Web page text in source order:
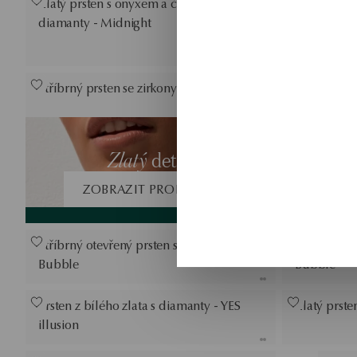
Zlatý prsten s onyxem a černými
diamanty - Midnight
Stříbrný prsten se zirkony - Unique
Zlatýdetail
ZOBRAZIT PRODUKTY
Stříbrný otevřený prsten se zirkony -
Bubble
Bubble
Prsten z bílého zlata s diamanty - YES
illusion
Zlatý